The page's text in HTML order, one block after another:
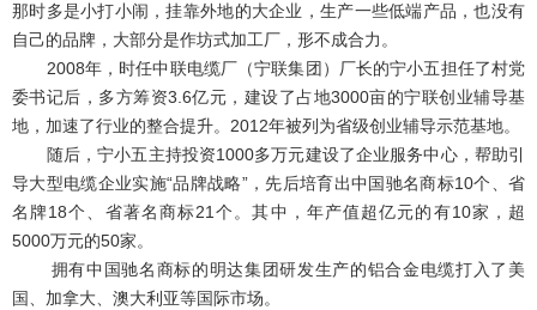
那时多是小打小闹，挂靠外地的大企业，生产一些低端产品，也没有
自己的品牌，大部分是作坊式加工厂，形不成合力。
2008年，时任中联电缆厂（宁联集团）厂长的宁小五担任了村党
委书记后，多方筹资3.6亿元，建设了占地3000亩的宁联创业辅导基
地，加速了行业的整合提升。2012年被列为省级创业辅导示范基地。
随后，宁小五主持投资1000多万元建设了企业服务中心，帮助引
导大型电缆企业实施“品牌战略”，先后培育出中国驰名商标10个、省
名牌18个、省著名商标21个。其中，年产值超亿元的有10家，超
5000万元的50家。
拥有中国驰名商标的明达集团研发生产的铝合金电缆打入了美
国、加拿大、澳大利亚等国际市场。